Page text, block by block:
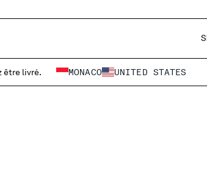
être livré. MONACO UNITED STATES